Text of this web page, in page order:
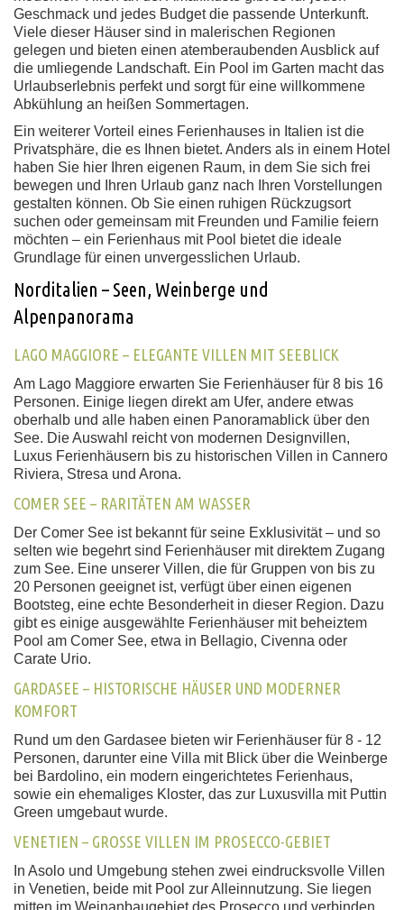
Geschmack und jedes Budget die passende Unterkunft.
Viele dieser Häuser sind in malerischen Regionen
gelegen und bieten einen atemberaubenden Ausblick auf
die umliegende Landschaft. Ein Pool im Garten macht das
Urlaubserlebnis perfekt und sorgt für eine willkommene
Abkühlung an heißen Sommertagen.
Ein weiterer Vorteil eines Ferienhauses in Italien ist die
Privatsphäre, die es Ihnen bietet. Anders als in einem Hotel
haben Sie hier Ihren eigenen Raum, in dem Sie sich frei
bewegen und Ihren Urlaub ganz nach Ihren Vorstellungen
gestalten können. Ob Sie einen ruhigen Rückzugsort
suchen oder gemeinsam mit Freunden und Familie feiern
möchten – ein Ferienhaus mit Pool bietet die ideale
Grundlage für einen unvergesslichen Urlaub.
Norditalien – Seen, Weinberge und
Alpenpanorama
LAGO MAGGIORE – ELEGANTE VILLEN MIT SEEBLICK
Am Lago Maggiore erwarten Sie Ferienhäuser für 8 bis 16
Personen. Einige liegen direkt am Ufer, andere etwas
oberhalb und alle haben einen Panoramablick über den
See. Die Auswahl reicht von modernen Designvillen,
Luxus Ferienhäusern bis zu historischen Villen in Cannero
Riviera, Stresa und Arona.
COMER SEE – RARITÄTEN AM WASSER
Der Comer See ist bekannt für seine Exklusivität – und so
selten wie begehrt sind Ferienhäuser mit direktem Zugang
zum See. Eine unserer Villen, die für Gruppen von bis zu
20 Personen geeignet ist, verfügt über einen eigenen
Bootsteg, eine echte Besonderheit in dieser Region. Dazu
gibt es einige ausgewählte Ferienhäuser mit beheiztem
Pool am Comer See, etwa in Bellagio, Civenna oder
Carate Urio.
GARDASEE – HISTORISCHE HÄUSER UND MODERNER
KOMFORT
Rund um den Gardasee bieten wir Ferienhäuser für 8 - 12
Personen, darunter eine Villa mit Blick über die Weinberge
bei Bardolino, ein modern eingerichtetes Ferienhaus,
sowie ein ehemaliges Kloster, das zur Luxusvilla mit Puttin
Green umgebaut wurde.
VENETIEN – GROSSE VILLEN IM PROSECCO-GEBIET
In Asolo und Umgebung stehen zwei eindrucksvolle Villen
in Venetien, beide mit Pool zur Alleinnutzung. Sie liegen